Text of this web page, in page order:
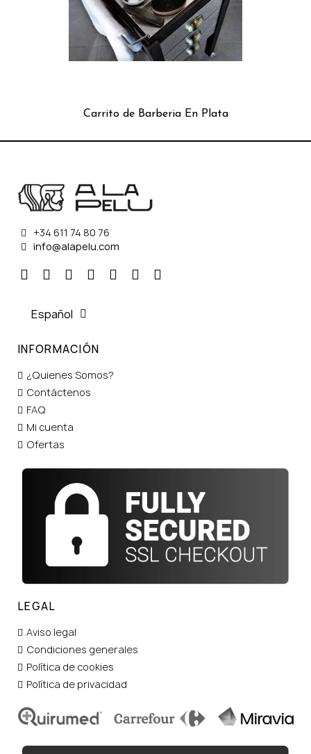
Carrito de Barberia En Plata
+34 611 74 80 76
info@alapelu.com
Español
INFORMACIÓN
¿Quienes Somos?
Contáctenos
FAQ
Mi cuenta
Ofertas
LEGAL
Aviso legal
Condiciones generales
Política de cookies
Política de privacidad